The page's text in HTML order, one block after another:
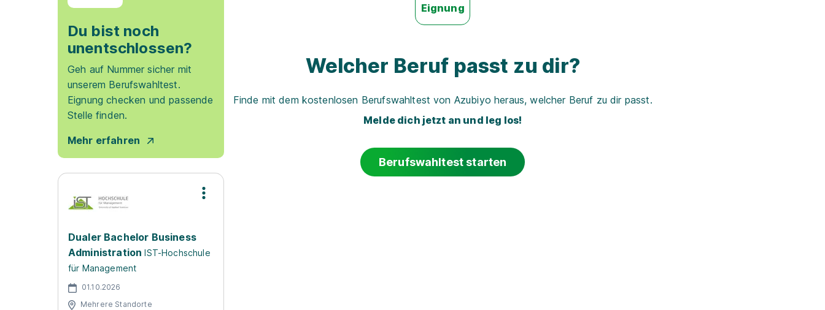
Du bist noch
unentschlossen?
Geh auf Nummer sicher mit
unserem Berufswahltest.
Eignung checken und passende
Stelle finden.
Mehr erfahren
Dualer Bachelor Business
Administration IST-Hochschule
für Management
01.10.2026
Mehrere Standorte
Eignung
Welcher Beruf passt zu dir?
Finde mit dem kostenlosen Berufswahltest von Azubiyo heraus, welcher Beruf zu dir passt.
Melde dich jetzt an und leg los!
Berufswahltest starten